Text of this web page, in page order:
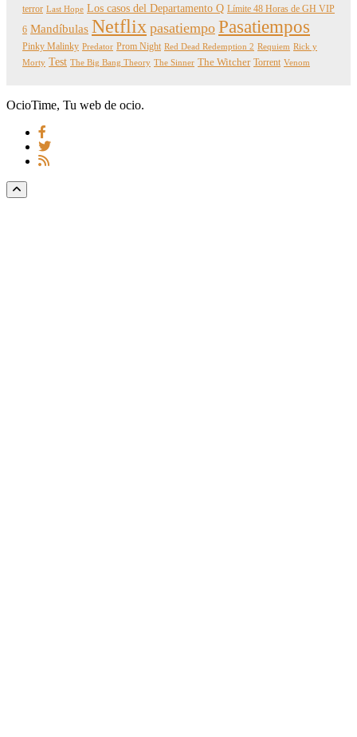
terror Last Hope Los casos del Departamento Q Límite 48 Horas de GH VIP
6 Mandíbulas Netflix pasatiempo Pasatiempos
Pinky Malinky Predator Prom Night Red Dead Redemption 2 Requiem Rick y
Morty Test The Big Bang Theory The Sinner The Witcher Torrent Venom
OcioTime, Tu web de ocio.